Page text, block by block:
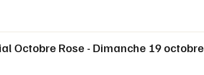
Octobre Rose - Dimanche 19 octobre